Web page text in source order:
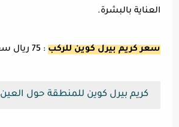
العناية بالبشرة.
سعر كريم بيرل كوين للركب : 75 ريال سعودي
كريم بيرل كوين للمنطقة حول العين